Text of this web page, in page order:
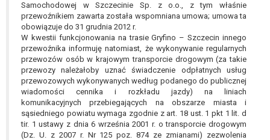
Samochodowej w Szczecinie Sp. z o.o., z tym właśnie
przewoźnikiem zawarta została wspomniana umowa; umowa ta
obowiązuje do 31 grudnia 2012 r.
W kwestii funkcjonowania na trasie Gryfino – Szczecin innego
przewoźnika informuję natomiast, że wykonywanie regularnych
przewozów osób w krajowym transporcie drogowym (za takie
przewozy należałoby uznać świadczenie odpłatnych usług
przewozowych wykonywanych według podanego do publicznej
wiadomości cennika i rozkładu jazdy) na liniach
komunikacyjnych przebiegających na obszarze miasta i
sąsiedniego powiatu wymaga zgodnie z art. 18 ust. 1 pkt 1 lit. d
tir. 1 ustawy z dnia 6 września 2001 r. o transporcie drogowym
(Dz. U. z 2007 r. Nr 125 poz. 874 ze zmianami) zezwolenia